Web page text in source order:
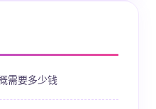
需要多少钱